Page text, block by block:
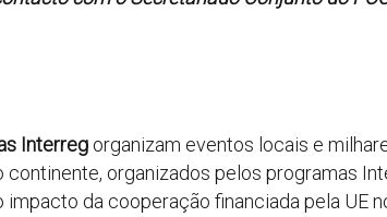
Interreg organizam eventos locais e
organizados pelos programas
da cooperação financiada pela UE